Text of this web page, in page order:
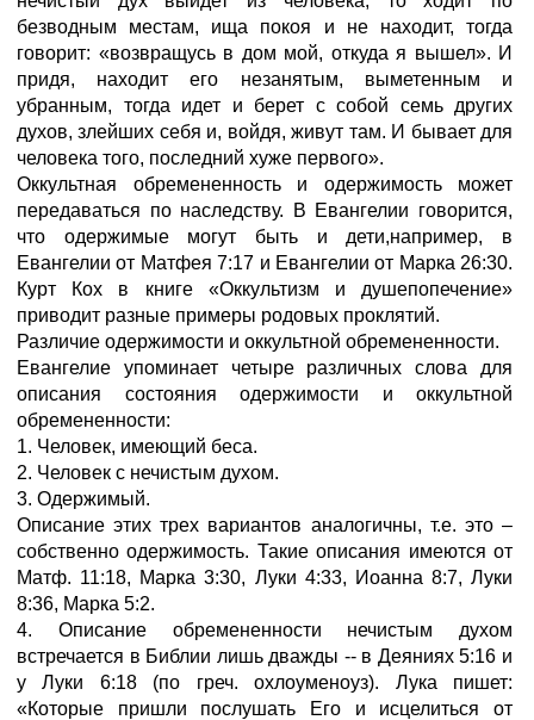
безводным местам, ища покоя и не находит, тогда
говорит: «возвращусь в дом мой, откуда я вышел». И
придя, находит его незанятым, выметенным и
убранным, тогда идет и берет с собой семь других
духов, злейших себя и, войдя, живут там. И бывает для
человека того, последний хуже первого».
Оккультная обремененность и одержимость может
передаваться по наследству. В Евангелии говорится,
что одержимые могут быть и дети,например, в
Евангелии от Матфея 7:17 и Евангелии от Марка 26:30.
Курт Кох в книге «Оккультизм и душепопечение»
приводит разные примеры родовых проклятий.
Различие одержимости и оккультной обремененности.
Евангелие упоминает четыре различных слова для
описания состояния одержимости и оккультной
обремененности:
1. Человек, имеющий беса.
2. Человек с нечистым духом.
3. Одержимый.
Описание этих трех вариантов аналогичны, т.е. это –
собственно одержимость. Такие описания имеются от
Матф. 11:18, Марка 3:30, Луки 4:33, Иоанна 8:7, Луки
8:36, Марка 5:2.
4. Описание обремененности нечистым духом
встречается в Библии лишь дважды -- в Деяниях 5:16 и
у Луки 6:18 (по греч. охлоуменоуз). Лука пишет:
«Которые пришли послушать Его и исцелиться от